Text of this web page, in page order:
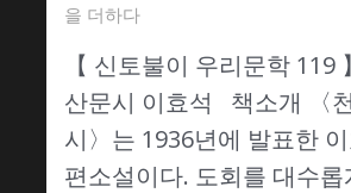
을 더하다
【 신토불이 우리문학 119
산문시 이효석 책소개 〈
시〉는 1936년에 발표한
편소설이다. 도회를 대수롭